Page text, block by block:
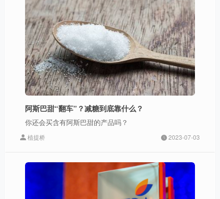
阿斯巴甜“翻车”？减糖到底靠什么？
你还会买含有阿斯巴甜的产品吗？
植提桥 2023-07-03